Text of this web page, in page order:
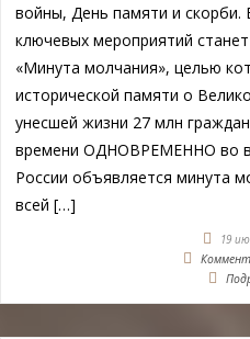
войны, День памяти и скорби.
ключевых мероприятий
«Минута молчания», целью
исторической памяти о
унесшей жизни 27 млн
времени ОДНОВРЕМЕННО во
России объявляется минута
всей […]
19